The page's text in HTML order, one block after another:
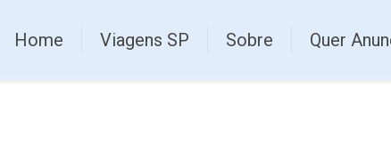
Home Viagens SP Sobre Quer